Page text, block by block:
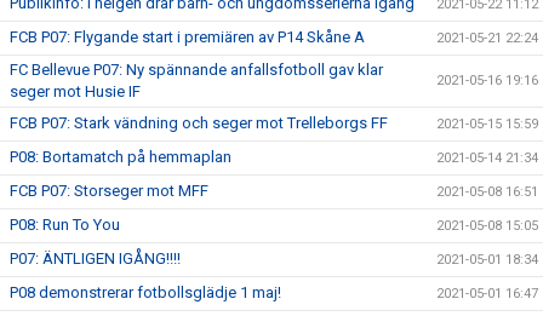
2021-05-22 11:12
FCB P07: Flygande start i premiären av P14 Skåne A 2021-05-21 22:24
FC Bellevue P07: Ny spännande anfallsfotboll gav klar
seger mot Husie IF
2021-05-16 19:16
FCB P07: Stark vändning och seger mot Trelleborgs FF 2021-05-15 15:59
P08: Bortamatch på hemmaplan 2021-05-14 21:34
FCB P07: Storseger mot MFF 2021-05-08 16:51
P08: Run To You 2021-05-08 15:05
P07: ÄNTLIGEN IGÅNG!!!! 2021-05-01 18:34
P08 demonstrerar fotbollsglädje 1 maj! 2021-05-01 16:47